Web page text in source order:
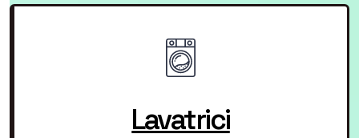
Lavatrici